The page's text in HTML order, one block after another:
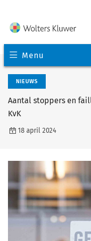
Menu
NIEUWS
Aantal stoppers en
KvK
18 april 2024